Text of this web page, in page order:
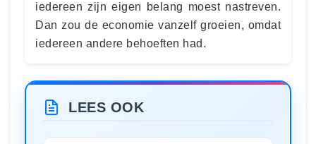
iedereen zijn eigen belang moest nastreven.
Dan zou de economie vanzelf groeien, omdat
iedereen andere behoeften had.
LEES OOK